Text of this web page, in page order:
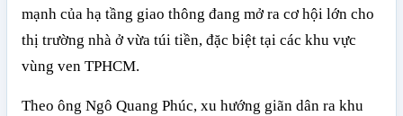
mạnh của hạ tầng giao thông đang mở ra cơ hội lớn cho
thị trường nhà ở vừa túi tiền, đặc biệt tại các khu vực
vùng ven TPHCM.
Theo ông Ngô Quang Phúc, xu hướng giãn dân ra khu